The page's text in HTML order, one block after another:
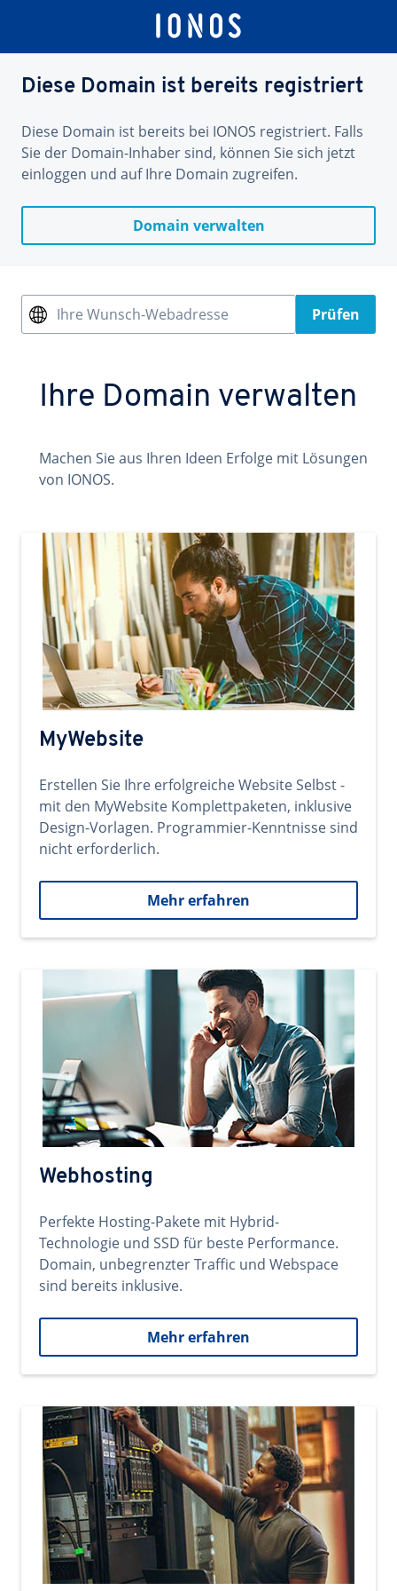
Diese Domain ist bereits registriert
Diese Domain ist bereits bei IONOS registriert. Falls
Sie der Domain-Inhaber sind, können Sie sich jetzt
einloggen und auf Ihre Domain zugreifen.
Domain verwalten
Ihre Wunsch-Webadresse Prüfen
Ihre Domain verwalten
Machen Sie aus Ihren Ideen Erfolge mit Lösungen
von IONOS.
MyWebsite
Erstellen Sie Ihre erfolgreiche Website Selbst -
mit den MyWebsite Komplettpaketen, inklusive
Design-Vorlagen. Programmier-Kenntnisse sind
nicht erforderlich.
Mehr erfahren
Webhosting
Perfekte Hosting-Pakete mit Hybrid-
Technologie und SSD für beste Performance.
Domain, unbegrenzter Traffic und Webspace
sind bereits inklusive.
Mehr erfahren